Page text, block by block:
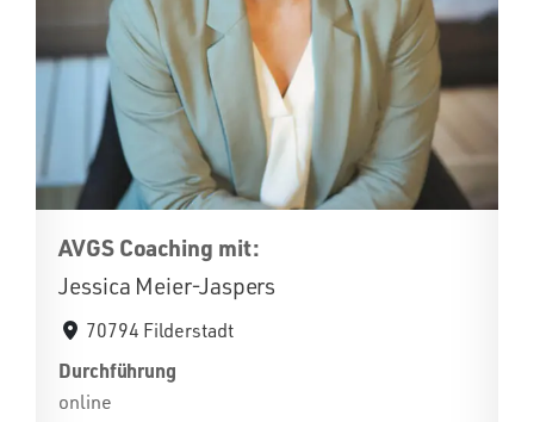
AVGS Coaching mit:
Jessica Meier-Jaspers
70794 Filderstadt
Durchführung
online